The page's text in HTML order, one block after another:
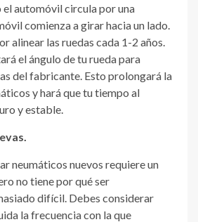
el automóvil circula por una
comienza a girar hacia un lado.
alinear las ruedas cada 1-2 años.
el ángulo de tu rueda para
del fabricante. Esto prolongará la
y hará que tu tiempo al
y estable.
neumáticos nuevos requiere un
no tiene por qué ser
difícil. Debes considerar
la frecuencia con la que